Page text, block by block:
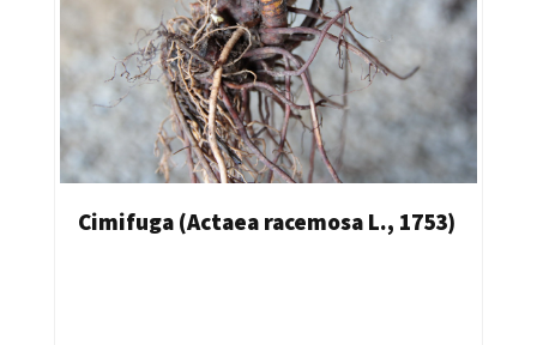
Cimifuga (Actaea racemosa L., 1753)